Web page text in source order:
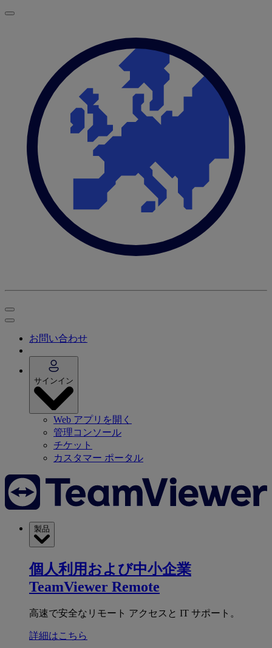
お問い合わせ
サインイン
Web アプリを開く
管理コンソール
チケット
カスタマー ポータル
製品
個人利用および中小企業
TeamViewer Remote
高速で安全なリモート アクセスと IT サポート。
詳細はこちら